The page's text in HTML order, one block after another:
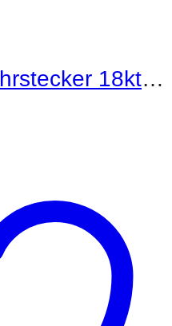
La Freja Kinder Ohrstecker 18kt Gold